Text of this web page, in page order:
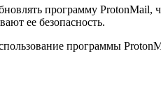
программу
ее безопасность.
программы